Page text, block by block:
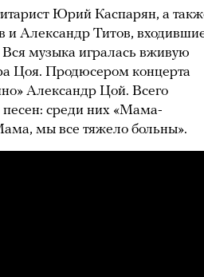
Юрий Каспарян, а
и Александр Титов,
музыка игралась вживую
Цоя. Продюсером концерта
Александр Цой. Всего
среди них «Мама-
мы все тяжело больны».